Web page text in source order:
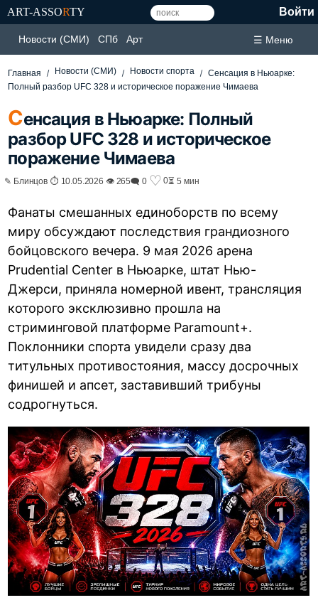
ART-ASSORTY Войти
Новости (СМИ) СПб Арт ☰ Меню
Главная Новости (СМИ) Новости спорта
Сенсация в Ньюарке:
Полный разбор UFC 328 и историческое поражение Чимаева
Сенсация в Ньюарке: Полный
разбор UFC 328 и историческое
поражение Чимаева
✎ Блинцов ⏱ 10.05.2026 👁 265🗨 0 ♡ 0⏳ 5 мин
Фанаты смешанных единоборств по всему
миру обсуждают последствия грандиозного
бойцовского вечера. 9 мая 2026 арена
Prudential Center в Ньюарке, штат Нью-
Джерси, приняла номерной ивент, трансляция
которого эксклюзивно прошла на
стриминговой платформе Paramount+.
Поклонники спорта увидели сразу два
титульных противостояния, массу досрочных
финишей и апсет, заставивший трибуны
содрогнуться.